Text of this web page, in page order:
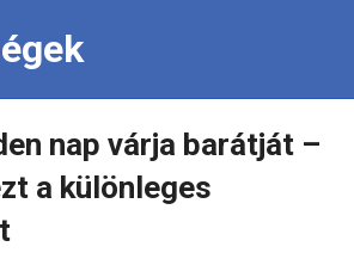
nap várja barátját –
a különleges